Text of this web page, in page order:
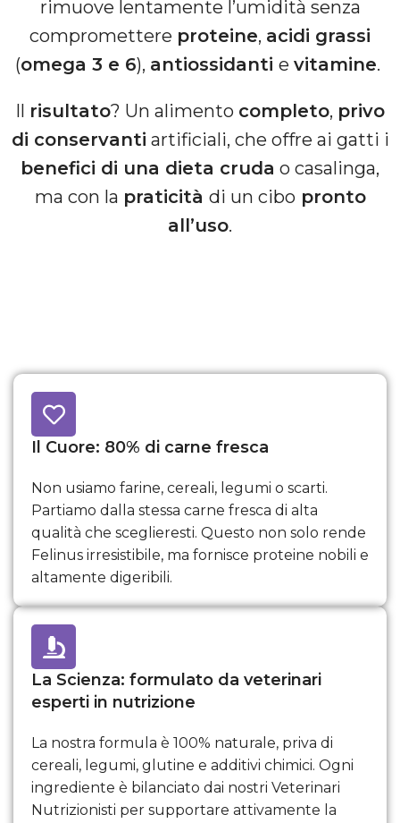
rimuove lentamente l’umidità senza
compromettere proteine, acidi grassi
(omega 3 e 6), antiossidanti e vitamine.
Il risultato? Un alimento completo, privo
di conservanti artificiali, che offre ai gatti i
benefici di una dieta cruda o casalinga,
ma con la praticità di un cibo pronto
all’uso.
Il Cuore: 80% di carne fresca
Non usiamo farine, cereali, legumi o scarti.
Partiamo dalla stessa carne fresca di alta
qualità che sceglieresti. Questo non solo rende
Felinus irresistibile, ma fornisce proteine nobili e
altamente digeribili.
La Scienza: formulato da veterinari
esperti in nutrizione
La nostra formula è 100% naturale, priva di
cereali, legumi, glutine e additivi chimici. Ogni
ingrediente è bilanciato dai nostri Veterinari
Nutrizionisti per supportare attivamente la